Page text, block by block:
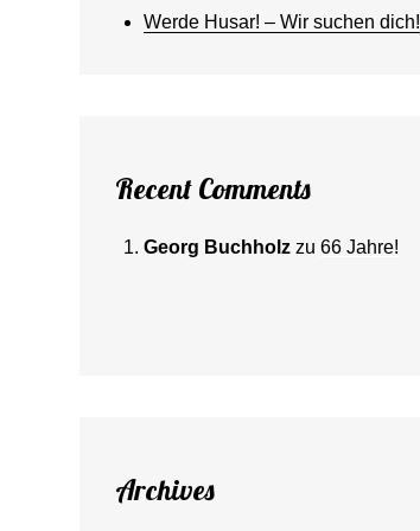
Werde Husar! – Wir suchen dich!
Recent Comments
Georg Buchholz zu66 Jahre!
Archives